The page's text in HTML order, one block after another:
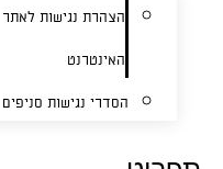
הצהרת נגישות לאתר
האינטרנט
הסדרי נגישות סניפים